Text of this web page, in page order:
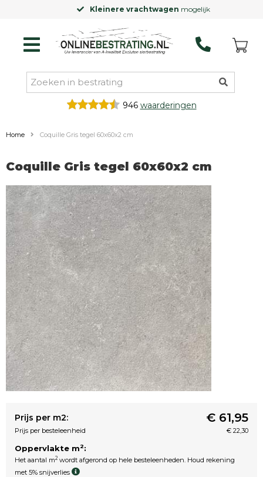
Kleinere vrachtwagenmogelijk
946 waarderingen
Home Coquille Gris tegel 60x60x2 cm
Coquille Gris tegel 60x60x2 cm
Prijs per m2: € 61,95
Prijs per besteleenheid € 22,30
Oppervlakte m2:
Het aantal m2 wordt afgerond op hele besteleenheden. Houd rekening
met 5% snijverlies